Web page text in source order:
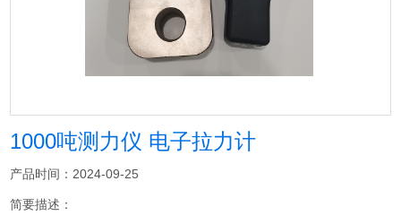
1000吨测力仪 电子拉力计
产品时间：2024-09-25
简要描述：